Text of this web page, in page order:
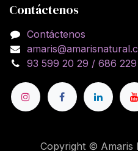
Contáctenos
Contáctenos
93 599 20 29 / 686 229
Copyright © Amaris